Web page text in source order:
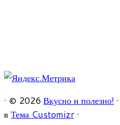
· © 2026 Вкусно и полезно! ·
в Тема Customizr ·